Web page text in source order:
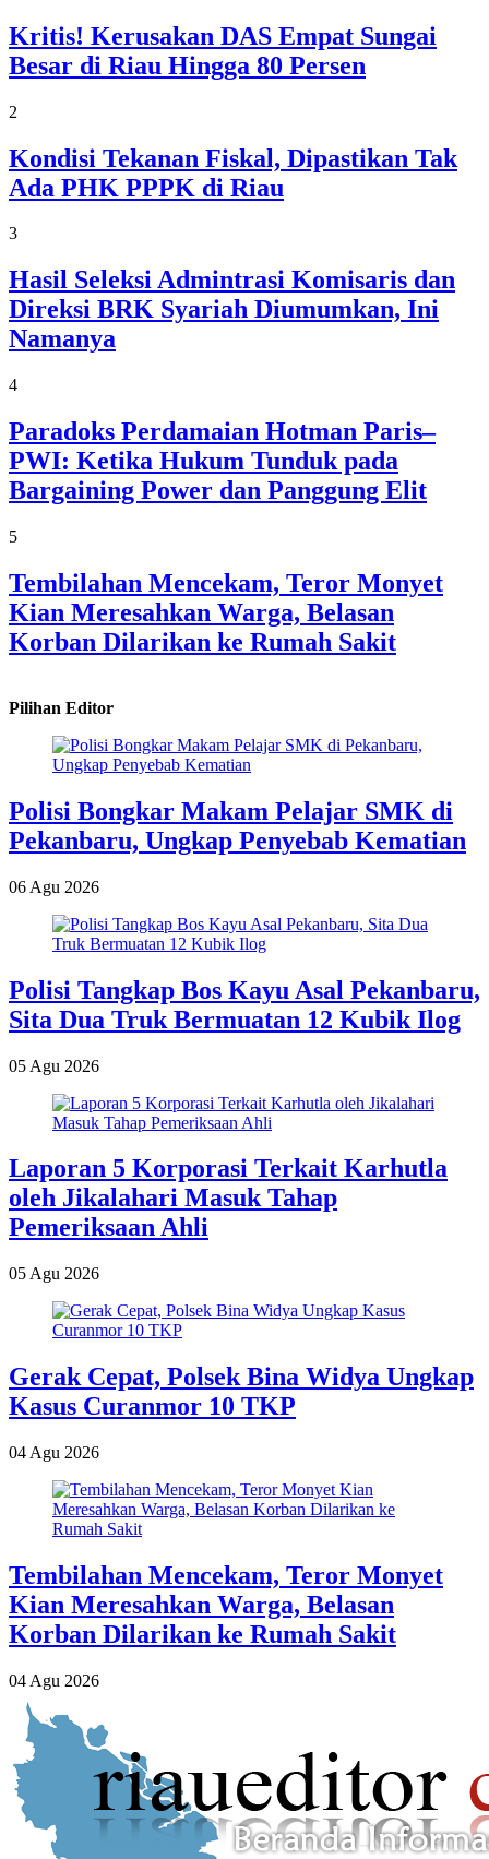
Kritis! Kerusakan DAS Empat Sungai
Besar di Riau Hingga 80 Persen
2
Kondisi Tekanan Fiskal, Dipastikan Tak
Ada PHK PPPK di Riau
3
Hasil Seleksi Admintrasi Komisaris dan
Direksi BRK Syariah Diumumkan, Ini
Namanya
4
Paradoks Perdamaian Hotman Paris–
PWI: Ketika Hukum Tunduk pada
Bargaining Power dan Panggung Elit
5
Tembilahan Mencekam, Teror Monyet
Kian Meresahkan Warga, Belasan
Korban Dilarikan ke Rumah Sakit
Pilihan Editor
Polisi Bongkar Makam Pelajar SMK di
Pekanbaru, Ungkap Penyebab Kematian
06 Agu 2026
Polisi Tangkap Bos Kayu Asal Pekanbaru,
Sita Dua Truk Bermuatan 12 Kubik Ilog
05 Agu 2026
Laporan 5 Korporasi Terkait Karhutla
oleh Jikalahari Masuk Tahap
Pemeriksaan Ahli
05 Agu 2026
Gerak Cepat, Polsek Bina Widya Ungkap
Kasus Curanmor 10 TKP
04 Agu 2026
Tembilahan Mencekam, Teror Monyet
Kian Meresahkan Warga, Belasan
Korban Dilarikan ke Rumah Sakit
04 Agu 2026